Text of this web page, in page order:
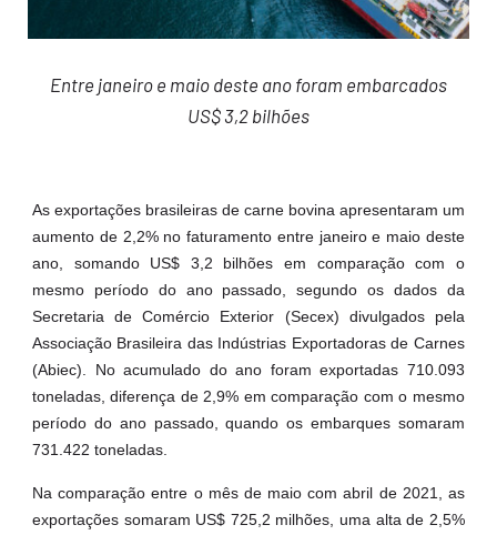
Entre janeiro e maio deste ano foram embarcados
US$ 3,2 bilhões
As exportações brasileiras de carne bovina apresentaram um
aumento de 2,2% no faturamento entre janeiro e maio deste
ano, somando US$ 3,2 bilhões em comparação com o
mesmo período do ano passado, segundo os dados da
Secretaria de Comércio Exterior (Secex) divulgados pela
Associação Brasileira das Indústrias Exportadoras de Carnes
(Abiec). No acumulado do ano foram exportadas 710.093
toneladas, diferença de 2,9% em comparação com o mesmo
período do ano passado, quando os embarques somaram
731.422 toneladas.
Na comparação entre o mês de maio com abril de 2021, as
exportações somaram US$ 725,2 milhões, uma alta de 2,5%